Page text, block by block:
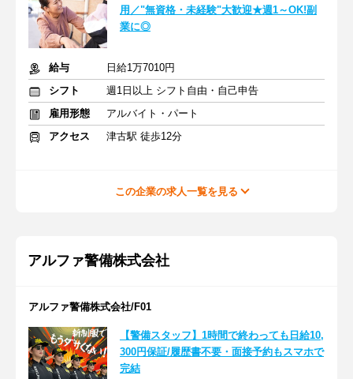
用／"無資格・未経験"大歓迎★週1～OK!副
業に◎
給与
日給1万7010円
シフト
週1日以上 シフト自由・自己申告
雇用形態
アルバイト・パート
アクセス
津古駅 徒歩12分
この企業の求人一覧を見る
アルファ警備株式会社
アルファ警備株式会社/F01
【警備スタッフ】1時間で終わっても日給10,
300円保証/履歴書不要・面接予約もスマホで
完結